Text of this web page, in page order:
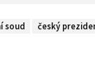
soud český